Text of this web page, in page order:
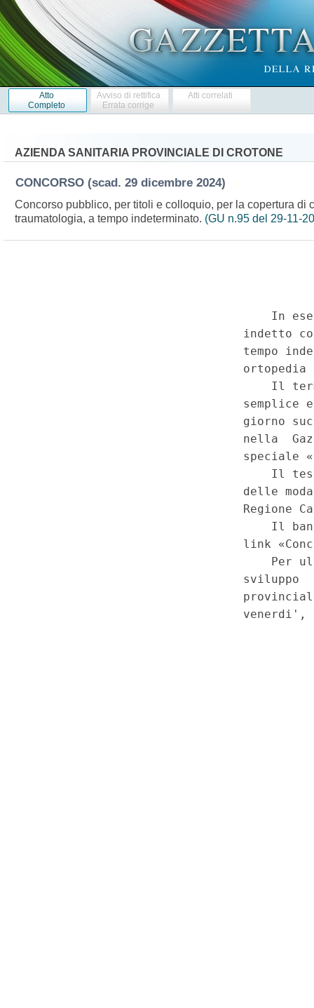
Atto
Completo
Avviso di rettifica
Errata corrige
Atti correlati
AZIENDA SANITARIA PROVINCIALE DI CROTONE
CONCORSO (scad. 29 dicembre 2024)
Concorso pubblico, per titoli e colloquio, per la copertura
traumatologia, a tempo indeterminato. (GU n.95 del 29-11-